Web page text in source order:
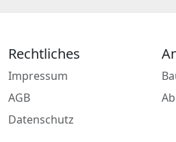
Rechtliches
Impressum
AGB
Datenschutz